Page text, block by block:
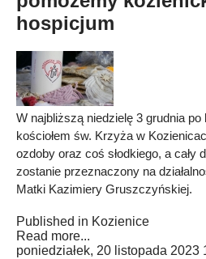
hospicjum
W najbliższą niedzielę 3 grudnia
kościołem św. Krzyża w
ozdoby oraz coś słodkiego, a cały
zostanie przeznaczony na
Matki Kazimiery Gruszczyńskiej.
Published in Kozienice
Read more...
poniedziałek, 20 listopada 2023